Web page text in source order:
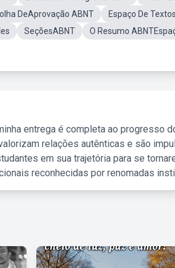
DeAprovação ABNT
Espaço De
SeçõesABNT O Resumo
entrega é completa ao progresso
relações autênticas e são
em sua trajetória para se
reconhecidas por renomadas